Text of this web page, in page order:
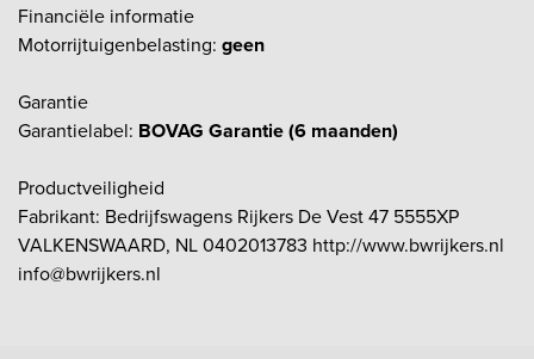
Financiële informatie
Motorrijtuigenbelasting: geen
Garantie
Garantielabel: BOVAG Garantie (6 maanden)
Productveiligheid
Fabrikant: Bedrijfswagens Rijkers De Vest 47 5555XP
VALKENSWAARD, NL 0402013783 http://www.bwrijkers.nl
info@bwrijkers.nl